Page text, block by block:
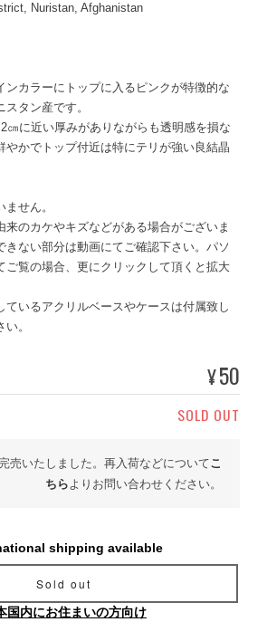
Nuristan, Afghanistan
ンカラーにトップに入るピンクが特徴的な
タン産です。
㎝に近い厚みがありながらも透明感を損な
やかでトップ付近は特にテリが強い良結晶
せん。
来のカケやキズなどがある場合がございま
きない部分は動画にてご確認下さい。パソ
ご覧の場合、更にクリックして頂くと拡大
ているアクリルベースやケースは付属致し
。
¥50
SOLD OUT
売いたしました。再入荷などについてこ
ちらよりお問い合わせください。
shipping available
Sold out
国内にお住まいの方向け